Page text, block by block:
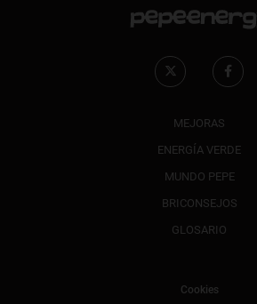
MEJORAS
ENERGÍA VERDE
MUNDO PEPE
BRICONSEJOS
GLOSARIO
Cookies